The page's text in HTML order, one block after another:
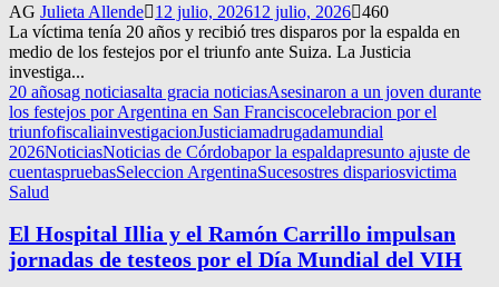
AG Julieta Allende 12 julio, 202612 julio, 2026 460
La víctima tenía 20 años y recibió tres disparos por la espalda en
medio de los festejos por el triunfo ante Suiza. La Justicia
investiga...
20 añosag noticiasalta gracia noticiasAsesinaron a un joven durante
los festejos por Argentina en San Franciscocelebracion por el
triunfofiscaliainvestigacionJusticiamadrugadamundial
2026NoticiasNoticias de Córdobapor la espaldapresunto ajuste de
cuentaspruebasSeleccion ArgentinaSucesostres dispariosvictima
Salud
El Hospital Illia y el Ramón Carrillo impulsan
jornadas de testeos por el Día Mundial del VIH